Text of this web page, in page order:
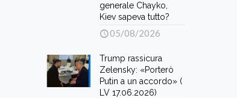
generale Chayko,
Kiev sapeva tutto?
05/08/2026
Trump rassicura
Zelensky: «Porterò
Putin a un accordo» (
LV 17.06.2026)